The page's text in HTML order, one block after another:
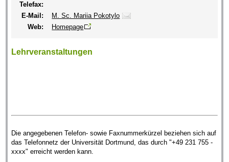
Telefax:
E-Mail:
M. Sc. Mariia Pokotylo
Web:
Homepage
Lehrveranstaltungen
Die angegebenen Telefon- sowie Faxnummerkürzel beziehen sich auf
das Telefonnetz der Universität Dortmund, das durch "+49 231 755 -
xxxx" erreicht werden kann.